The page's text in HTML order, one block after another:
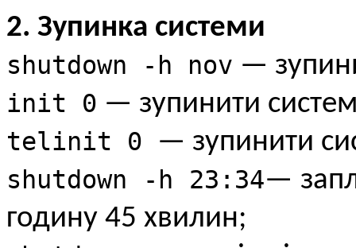
2. Зупинка системи
shutdown -h nov —
init 0 — зупинити
telinit 0 — зупинити
shutdown -h 23:34—
годину 45 хвилин;